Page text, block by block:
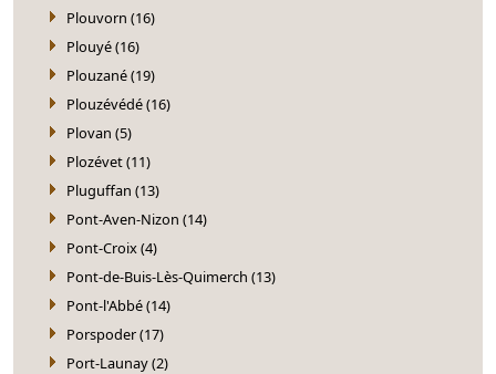
Plouvorn (16)
Plouyé (16)
Plouzané (19)
Plouzévédé (16)
Plovan (5)
Plozévet (11)
Pluguffan (13)
Pont-Aven-Nizon (14)
Pont-Croix (4)
Pont-de-Buis-Lès-Quimerch (13)
Pont-l'Abbé (14)
Porspoder (17)
Port-Launay (2)